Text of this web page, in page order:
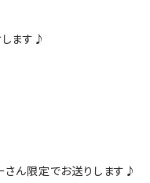
ます♪
さん限定でお送りします♪